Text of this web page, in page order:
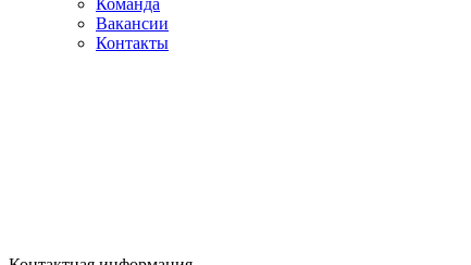
Команда
Вакансии
Контакты